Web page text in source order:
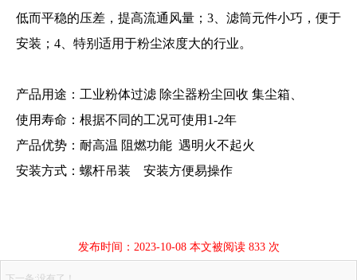
低而平稳的压差，提高流通风量；3、滤筒元件小巧，便于
安装；4、特别适用于粉尘浓度大的行业。
产品用途：工业粉体过滤 除尘器粉尘回收 集尘箱、
使用寿命：根据不同的工况可使用1-2年
产品优势：耐高温 阻燃功能 遇明火不起火
安装方式：螺杆吊装 安装方便易操作
发布时间：2023-10-08 本文被阅读 833 次